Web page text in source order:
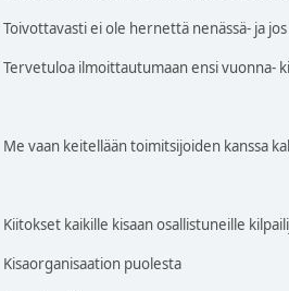
Toivottavasti ei ole hernettä nenässä- ja
Tervetuloa ilmoittautumaan ensi vuonna-
Me vaan keitellään toimitsijoiden kanssa
Kiitokset kaikille kisaan osallistuneille
Kisaorganisaation puolesta